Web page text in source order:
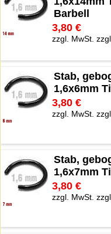
Barbell
3,80 €
zzgl. MwSt.
Stab,
1,6x6mm
3,80 €
zzgl. MwSt.
Stab,
1,6x7mm
3,80 €
zzgl. MwSt.